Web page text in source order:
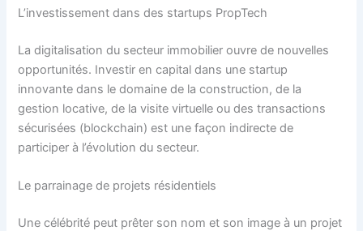
L’investissement dans des startups PropTech
La digitalisation du secteur immobilier ouvre de nouvelles
opportunités. Investir en capital dans une startup
innovante dans le domaine de la construction, de la
gestion locative, de la visite virtuelle ou des transactions
sécurisées (blockchain) est une façon indirecte de
participer à l’évolution du secteur.
Le parrainage de projets résidentiels
Une célébrité peut prêter son nom et son image à un projet